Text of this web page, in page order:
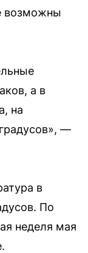
возможны
а в
на
—
в
По
неделя мая